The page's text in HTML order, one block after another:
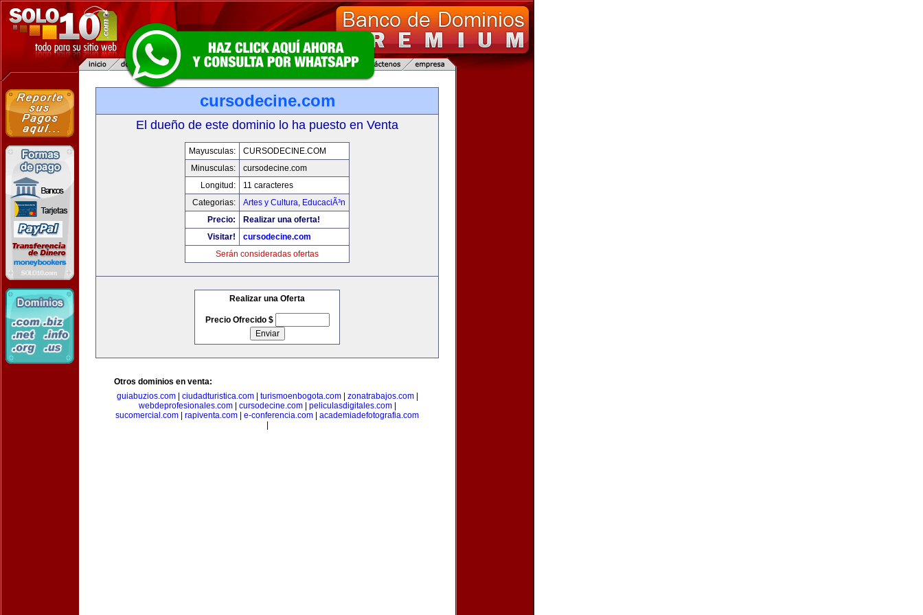
cursodecine.com
El dueño de este dominio lo ha puesto en Venta
Mayusculas:
CURSODECINE.COM
Minusculas:
cursodecine.com
Longitud:
11 caracteres
Categorias:
Artes y Cultura, EducaciÃ³n
Precio:
Realizar una oferta!
Visitar!
cursodecine.com
Serán consideradas ofertas
Realizar una Oferta
Precio Ofrecido $
Otros dominios en venta:
guiabuzios.com| ciudadturistica.com| turismoenbogota.com| zonatrabajos.com|
webdeprofesionales.com| cursodecine.com| peliculasdigitales.com|
sucomercial.com
rapiventa.com e-conferencia.com
academiadefotografia.com